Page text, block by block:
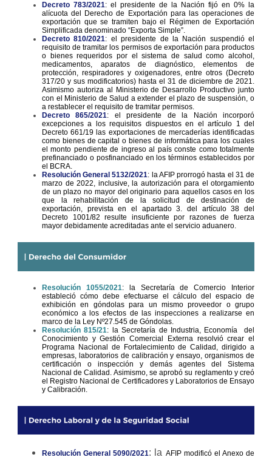
Decreto 783/2021: el presidente de la Nación fijó en 0% la
alícuota del Derecho de Exportación para las operaciones de
exportación que se tramiten bajo el Régimen de Exportación
Simplificada denominado “Exporta Simple”.
Decreto 810/2021: el presidente de la Nación suspendió el
requisito de tramitar los permisos de exportación para productos
o bienes requeridos por el sistema de salud como alcohol,
medicamentos, aparatos de diagnóstico, elementos de
protección, respiradores y oxigenadores, entre otros (Decreto
317/20 y sus modificatorios) hasta el 31 de diciembre de 2021.
Asimismo autoriza al Ministerio de Desarrollo Productivo junto
con el Ministerio de Salud a extender el plazo de suspensión, o
a restablecer el requisito de tramitar permisos.
Decreto 865/2021: el presidente de la Nación incorporó
excepciones a los requisitos dispuestos en el artículo 1 del
Decreto 661/19 las exportaciones de mercaderías identificadas
como bienes de capital o bienes de informática para los cuales
el monto pendiente de ingreso al país conste como totalmente
prefinanciado o posfinanciado en los términos establecidos por
el BCRA.
Resolución General 5132/2021: la AFIP prorrogó hasta el 31 de
marzo de 2022, inclusive, la autorización para el otorgamiento
de un plazo no mayor del originario para aquellos casos en los
que la rehabilitación de la solicitud de destinación de
exportación, prevista en el apartado 3. del artículo 38 del
Decreto 1001/82 resulte insuficiente por razones de fuerza
mayor debidamente acreditadas ante el servicio aduanero.
Resolución 1055/2021: la Secretaría de Comercio Interior
estableció cómo debe efectuarse el cálculo del espacio de
exhibición en góndolas para un mismo proveedor o grupo
económico a los efectos de las inspecciones a realizarse en
marco de la Ley Nº27.545 de Góndolas.
Resolución 815/21: la Secretaría de Industria, Economía del
Conocimiento y Gestión Comercial Externa resolvió crear el
Programa Nacional de Fortalecimiento de Calidad, dirigido a
empresas, laboratorios de calibración y ensayo, organismos de
certificación o inspección y demás agentes del Sistema
Nacional de Calidad. Asimismo, se aprobó su reglamento y creó
el Registro Nacional de Certificadores y Laboratorios de Ensayo
y Calibración.
Resolución General 5090/2021: la AFIP modificó el Anexo de